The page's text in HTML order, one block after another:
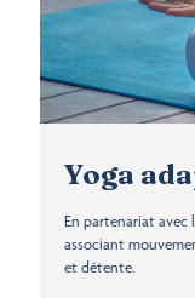
Yoga
En partenariat avec
associant
et détente.